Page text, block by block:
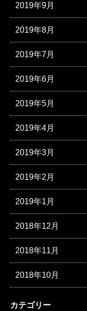
2019年9月
2019年8月
2019年7月
2019年6月
2019年5月
2019年4月
2019年3月
2019年2月
2019年1月
2018年12月
2018年11月
2018年10月
カテゴリー